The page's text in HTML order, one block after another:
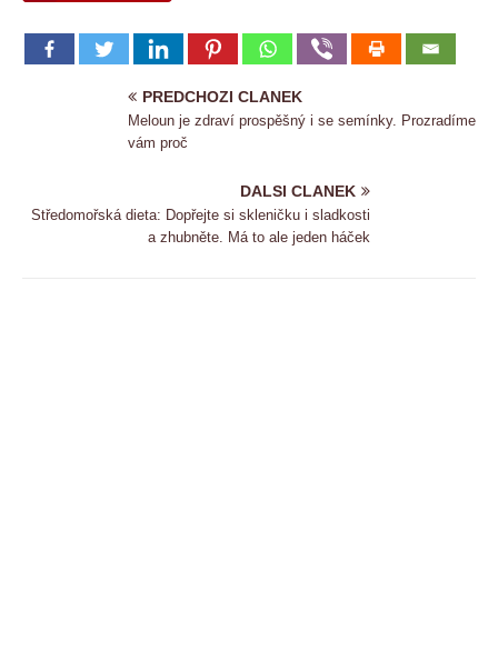
PREDCHOZI CLANEK
Meloun je zdraví prospěšný i se semínky. Prozradíme
vám proč
DALSI CLANEK
Středomořská dieta: Dopřejte si skleničku i sladkosti
a zhubněte. Má to ale jeden háček